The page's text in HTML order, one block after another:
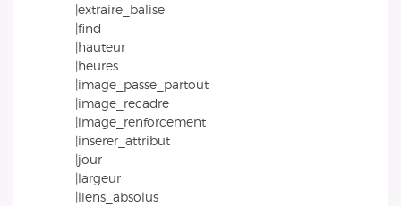
|extraire_balise
|find
|hauteur
|heures
|image_passe_partout
|image_recadre
|image_renforcement
|inserer_attribut
|jour
|largeur
|liens_absolus